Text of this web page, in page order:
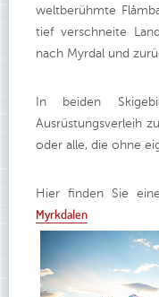
weltberühmte
tief verschneite
nach Myrdal und
In beiden
Ausrüstungsverleih
oder alle, die ohne
Hier finden Sie
Myrkdalen